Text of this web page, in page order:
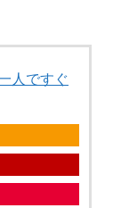
人ですぐ